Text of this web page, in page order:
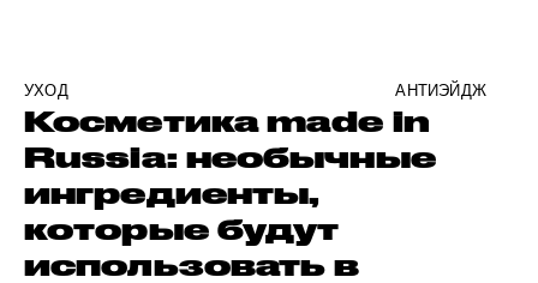
УХОД АНТИЭЙДЖ
Косметика made in
Russia: необычные
ингредиенты,
которые будут
использовать в